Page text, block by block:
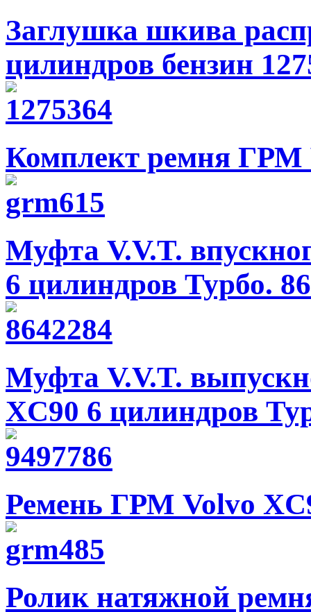
Заглушка шкива
цилиндров бензин
Комплект ремня ГРМ
Муфта V.V.T.
6 цилиндров Турбо.
Муфта V.V.T.
XC90 6 цилиндров
Ремень ГРМ Volvo
Ролик натяжной